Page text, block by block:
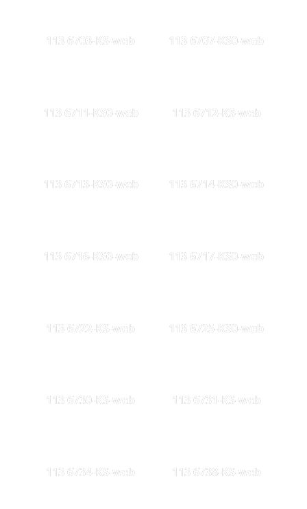
113 6703-KS-web 113 6707-KS0-web
113 6711-KS0-web 113 6712-KS-web
113 6713-KS0-web 113 6714-KS0-web
113 6716-KS0-web 113 6717-KS0-web
113 6722-KS-web 113 6725-KS0-web
113 6730-KS-web 113 6731-KS-web
113 6734-KS-web 113 6738-KS-web